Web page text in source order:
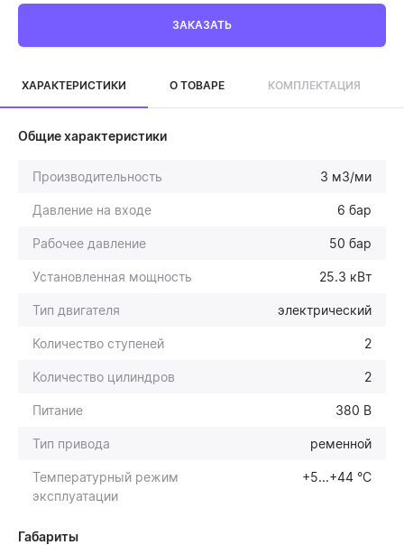
ЗАКАЗАТЬ
ХАРАКТЕРИСТИКИ О ТОВАРЕ КОМПЛЕКТАЦИЯ
Общие характеристики
Производительность 3 м3/ми
Давление на входе 6 бар
Рабочее давление 50 бар
Установленная мощность 25.3 кВт
Тип двигателя электрический
Количество ступеней 2
Количество цилиндров 2
Питание 380 В
Тип привода ременной
Температурный режим
эксплуатации
+5...+44 °С
Габариты